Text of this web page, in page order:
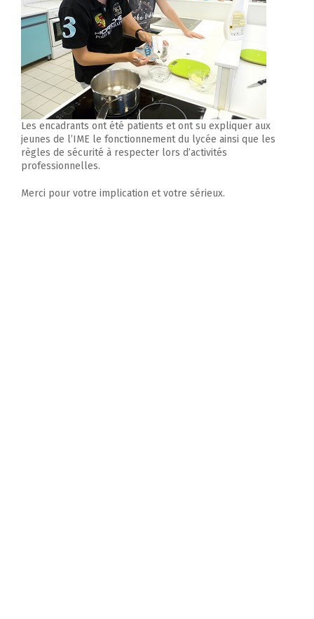
Les encadrants ont été patients et ont su expliquer aux
jeunes de l’IME le fonctionnement du lycée ainsi que les
règles de sécurité à respecter lors d’activités
professionnelles.
Merci pour votre implication et votre sérieux.